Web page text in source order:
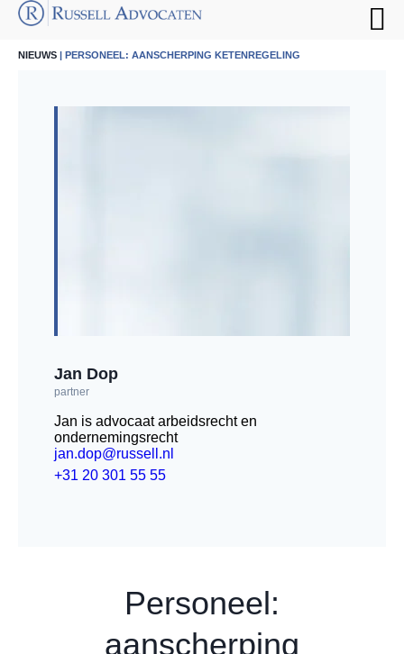
NIEUWS | PERSONEEL: AANSCHERPING KETENREGELING
Jan Dop
partner
Jan is advocaat arbeidsrecht en
ondernemingsrecht
jan.dop@russell.nl
+31 20 301 55 55
Personeel:
aanscherping